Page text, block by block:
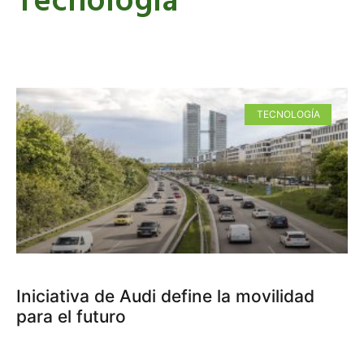
TECNOLOGÍA
Iniciativa de Audi define la movilidad
para el futuro